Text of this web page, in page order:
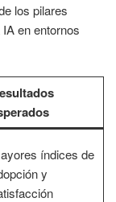
los pilares
en entornos
índices de
y